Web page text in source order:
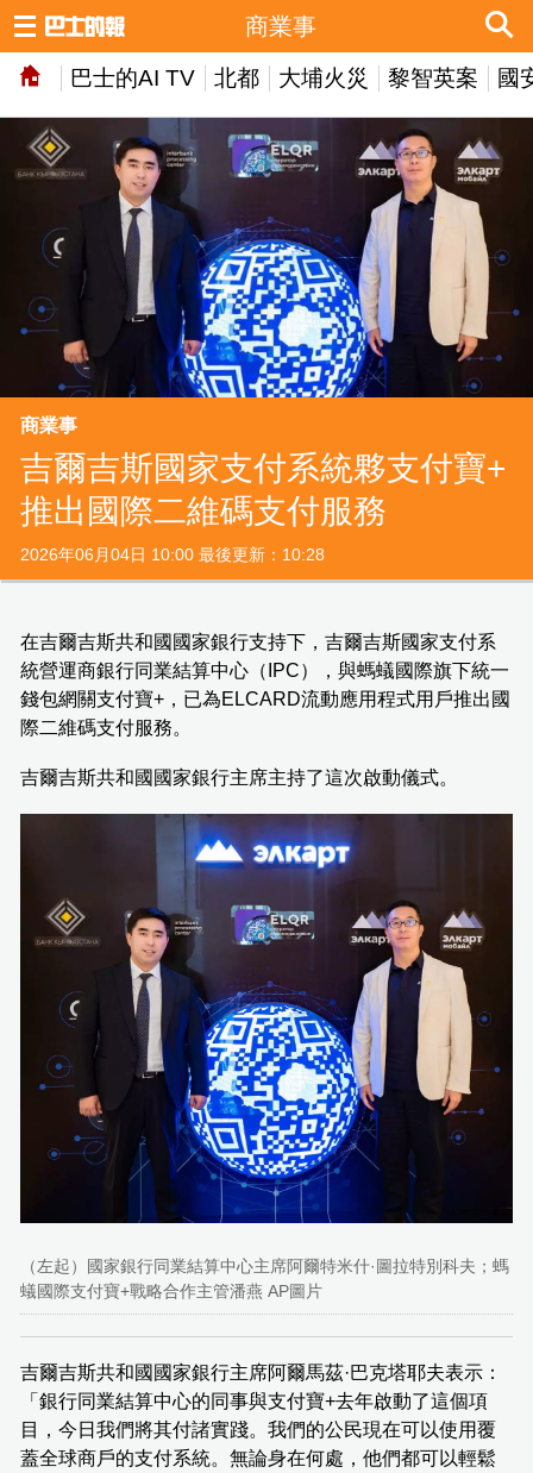
巴士的AI TV 北都 大埔火災 黎智英案 國
商業事
商業事
吉爾吉斯國家支付系統夥支付寶+
推出國際二維碼支付服務
2026年06月04日 10:00 最後更新：10:28
在吉爾吉斯共和國國家銀行支持下，吉爾吉斯國家支付系
統營運商銀行同業結算中心（IPC），與螞蟻國際旗下統一
錢包網關支付寶+，已為ELCARD流動應用程式用戶推出國
際二維碼支付服務。
吉爾吉斯共和國國家銀行主席主持了這次啟動儀式。
（左起）國家銀行同業結算中心主席阿爾特米什·圖拉特別科夫；螞
蟻國際支付寶+戰略合作主管潘燕 AP圖片
吉爾吉斯共和國國家銀行主席阿爾馬茲·巴克塔耶夫表示：
「銀行同業結算中心的同事與支付寶+去年啟動了這個項
目，今日我們將其付諸實踐。我們的公民現在可以使用覆
蓋全球商戶的支付系統。無論身在何處，他們都可以輕鬆